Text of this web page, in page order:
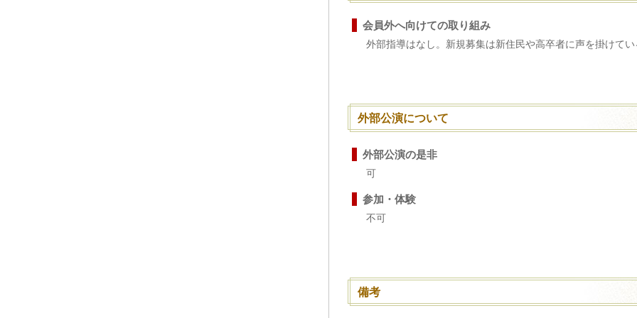
会員外へ向けての取り組み
外部指導はなし。新規募集は新住民や高卒者に声を掛けてい
外部公演について
外部公演の是非
可
参加・体験
不可
備考